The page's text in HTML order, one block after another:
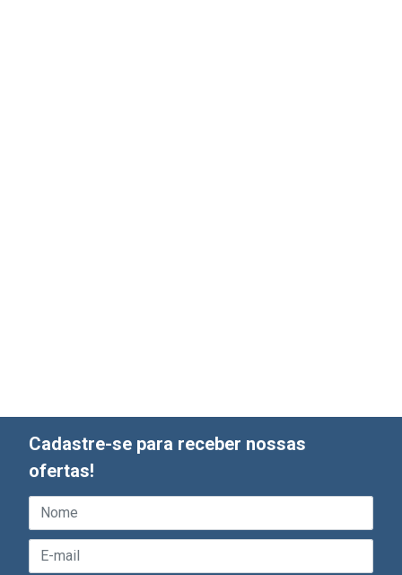
Cadastre-se para receber nossas
ofertas!